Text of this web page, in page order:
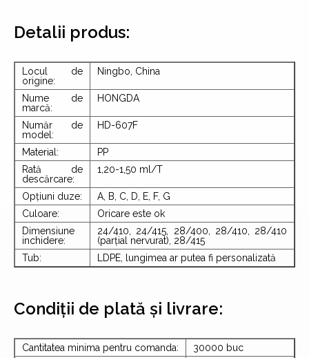
Detalii produs:
Locul de
origine:
Ningbo, China
Nume de
marcă:
HONGDA
Număr de
model:
HD-607F
Material:
PP
Rată de
descărcare:
1,20-1,50 ml/T
Opțiuni duze:
A, B, C, D, E, F, G
Culoare:
Oricare este ok
Dimensiune
inchidere:
24/410, 24/415, 28/400, 28/410, 28/410
(parțial nervurat), 28/415
Tub:
LDPE, lungimea ar putea fi personalizată
Condiții de plată și livrare:
Cantitatea minima pentru comanda:
30000 buc